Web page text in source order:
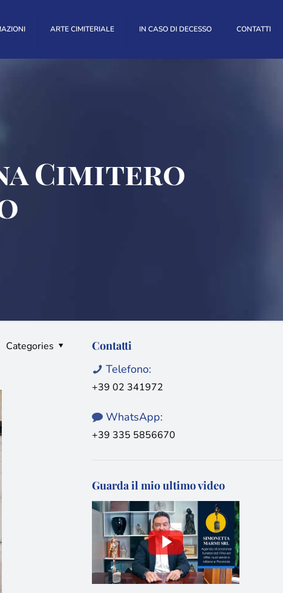
ARTE CIMITERIALE IN CASO DI DECESSO CONTATTI
Cimitero
Categories
Contatti
Telefono:
+39 02 341972
WhatsApp:
+39 335 5856670
Guarda il mio ultimo video